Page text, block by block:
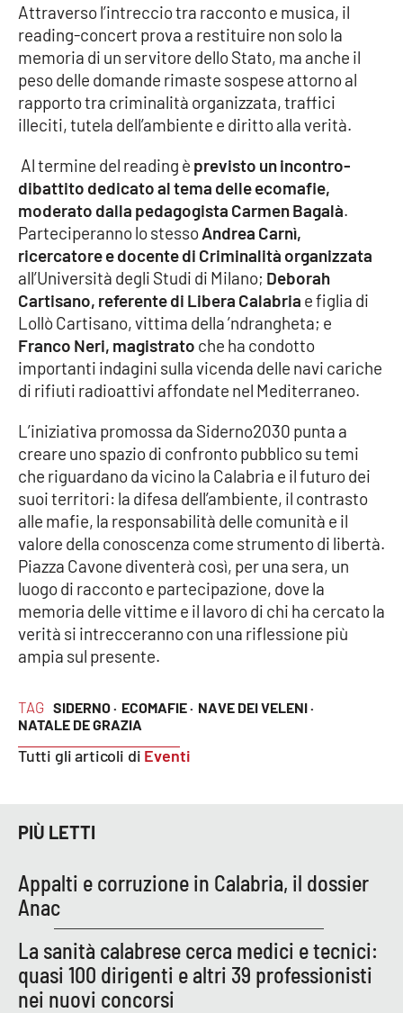
Parchi Marini Calabria
Leggendo Alvaro insieme
Imprese Di Calabria
Le perfidie di Antonella Grippo
Venti di comunicazione
STREAMING
LaC TV
LaC Network
EDIZIONI
LOCALI
Catanzaro
Crotone
Vibo Valentia
Reggio Calabria
Cosenza
Lamezia Terme
PROGETTI
SPECIALI
Destinazioni
TAG SIDERNO · ECOMAFIE · NAVE DEI VELENI ·
NATALE DE GRAZIA
Tutti gli articoli di Eventi
Attraverso l’intreccio tra racconto e musica, il
reading-concert prova a restituire non solo la
memoria di un servitore dello Stato, ma anche il
peso delle domande rimaste sospese attorno al
rapporto tra criminalità organizzata, traffici
illeciti, tutela dell’ambiente e diritto alla verità.
Al termine del reading è previsto un incontro-
dibattito dedicato al tema delle ecomafie,
moderato dalla pedagogista Carmen Bagalà.
Parteciperanno lo stessoAndrea Carnì,
ricercatore e docente di Criminalità organizzata
all’Università degli Studi di Milano; Deborah
Cartisano, referente di Libera Calabria e figlia di
Lollò Cartisano, vittima della ’ndrangheta; e
Franco Neri, magistrato che ha condotto
importanti indagini sulla vicenda delle navi cariche
di rifiuti radioattivi affondate nel Mediterraneo.
L’iniziativa promossa da Siderno2030 punta a
creare uno spazio di confronto pubblico su temi
che riguardano da vicino la Calabria e il futuro dei
suoi territori: la difesa dell’ambiente, il contrasto
alle mafie, la responsabilità delle comunità e il
valore della conoscenza come strumento di libertà.
Piazza Cavone diventerà così, per una sera, un
luogo di racconto e partecipazione, dove la
memoria delle vittime e il lavoro di chi ha cercato la
verità si intrecceranno con una riflessione più
ampia sul presente.
PIÙ LETTI
Appalti e corruzione in Calabria, il dossier
Anac
La sanità calabrese cerca medici e tecnici:
quasi 100 dirigenti e altri 39 professionisti
nei nuovi concorsi